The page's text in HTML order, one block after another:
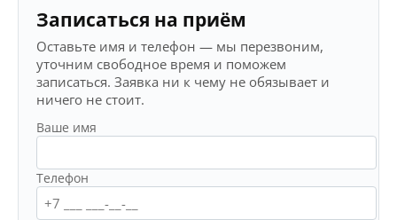
Записаться на приём
Оставьте имя и телефон — мы перезвоним,
уточним свободное время и поможем
записаться. Заявка ни к чему не обязывает и
ничего не стоит.
Ваше имя
Телефон